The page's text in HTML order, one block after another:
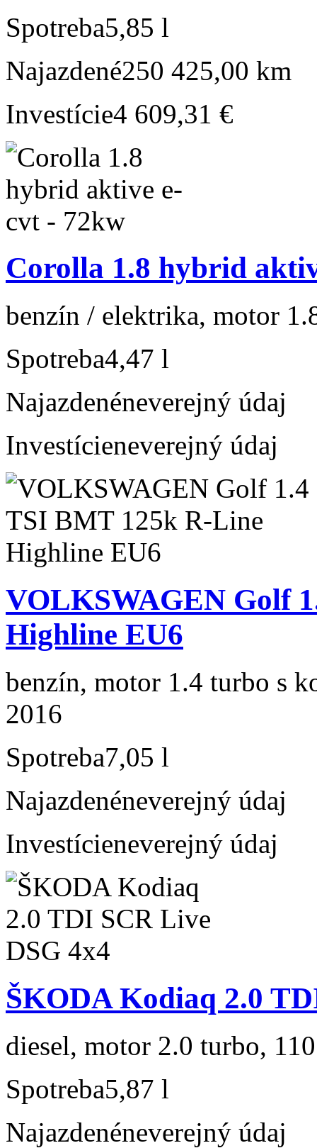
Spotreba5,85 l
Najazdené250 425,00 km
Investície4 609,31 €
Corolla 1.8 hybrid
benzín / elektrika, motor
Spotreba4,47 l
Najazdenéneverejný údaj
Investícieneverejný údaj
VOLKSWAGEN Golf
Highline EU6
benzín, motor 1.4 turbo s
2016
Spotreba7,05 l
Najazdenéneverejný údaj
Investícieneverejný údaj
ŠKODA Kodiaq 2.0
diesel, motor 2.0 turbo,
Spotreba5,87 l
Najazdenéneverejný údaj